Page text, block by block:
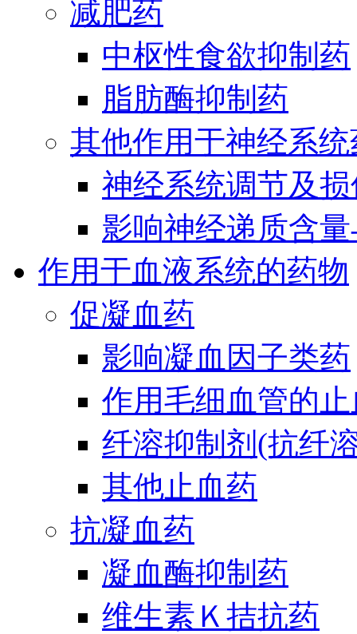
减肥药
中枢性食欲抑制药
脂肪酶抑制药
其他作用于神经系统
神经系统调节及
影响神经递质含
作用于血液系统的药物
促凝血药
影响凝血因子类药
作用毛细血管的
纤溶抑制剂(抗纤
其他止血药
抗凝血药
凝血酶抑制药
维生素Ｋ拮抗药